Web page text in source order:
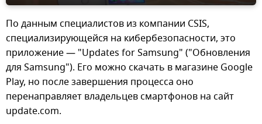
По данным специалистов из компании CSIS,
специализирующейся на кибербезопасности, это
приложение — "Updates for Samsung" ("Обновления
для Samsung"). Его можно скачать в магазине Google
Play, но после завершения процесса оно
перенаправляет владельцев смартфонов на сайт
update.com.